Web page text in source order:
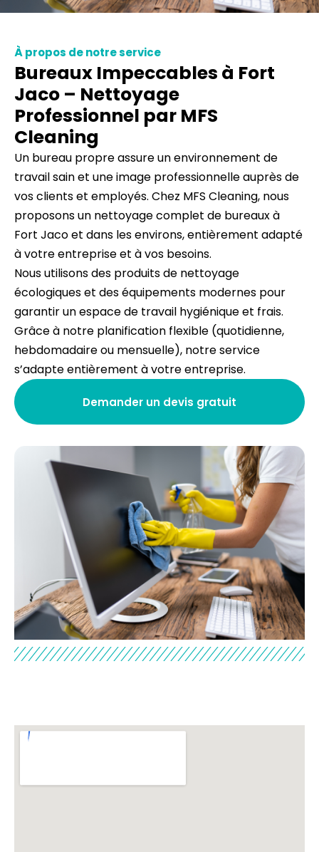
À propos de notre service
Bureaux Impeccables à Fort
Jaco – Nettoyage
Professionnel par MFS
Cleaning
Un bureau propre assure un environnement de
travail sain et une image professionnelle auprès de
vos clients et employés. Chez MFS Cleaning, nous
proposons un nettoyage complet de bureaux à
Fort Jaco et dans les environs, entièrement adapté
à votre entreprise et à vos besoins.
Nous utilisons des produits de nettoyage
écologiques et des équipements modernes pour
garantir un espace de travail hygiénique et frais.
Grâce à notre planification flexible (quotidienne,
hebdomadaire ou mensuelle), notre service
s’adapte entièrement à votre entreprise.
Demander un devis gratuit